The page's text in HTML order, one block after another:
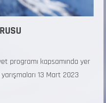
programı kapsamında yer
13 Mart 2023